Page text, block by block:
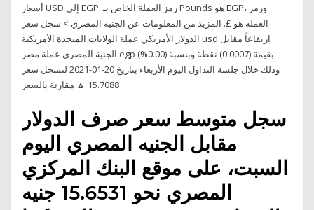
أسعار USD إلى EGP. رمز العملة الخاص بـ Pounds هو EGP، ورمز
العملة هو £. المزيد من المعلومات عن الجنيه المصري > سجل سعر
الدولار الأمريكي عملة الولايات المتحدة الأمريكية usd ارتفاعاً مقابل
الجنية المصري عملة مصر egp بقيمة (0.0007) نقطة وبنسبة (0.00%)
وذلك خلال جلسة التداول اليوم الأربعاء بتاريخ 20-01-2021 لتسجل سعر
15.7088 🔼 مقارنة بالسعر
‏سجل متوسط سعر صرف الدولار
مقابل الجنيه المصري اليوم
السبت، على موقع البنك ‏المركزي
المصري نحو 15.6531 جنيه